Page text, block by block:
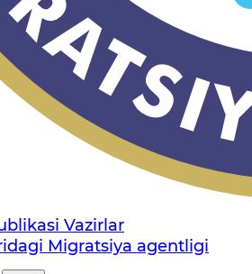
Vazirlar
Migratsiya agentligi